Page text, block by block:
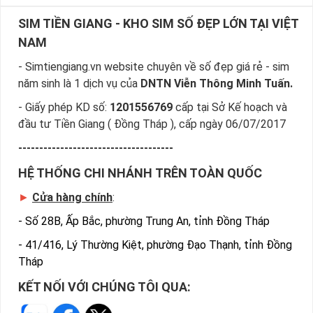
Hướng Dẫn Đặt Mua Sim Hợp Mệnh
Mộc Nhanh Nhất
Sim Tiền Giang là đơn vị cung cấp sim phong thủysim
hợp mệnh Mộc, sim giá rẻ uy tín chất lượng.
Chọn mua sim phong thủy thường mất nhiều thời gian ở
- Cách nhanh nhất để chọn mua được sim hop menh Moc là
bạn vào trang chủ của Sim Tiền Giang, chọn mục “Sim giảm
giá “ ở ngay đầu trang chủ. Đây là danh sách sim được đại lý
giảm giá vì một số lý do nên bạn có thể chọn mua được sim
phong thủy số đẹp lại có giá cực rẻ nữa. Ngoài ra quý khách
chưa ưng ý về sim hợp mệnh Mộc cũng có thể tham khảo
thêm Sim hợp mệnh Kim, Sim hợp mệnh Thủy, Sim hợp mệnh
SIM TIỀN GIANG - KHO SIM SỐ ĐẸP LỚN TẠI VIỆT
NAM
- Simtiengiang.vn website chuyên về số đẹp giá rẻ - sim
năm sinh là 1 dịch vụ của DNTN Viễn Thông Minh Tuấn.
- Giấy phép KD số: 1201556769 cấp tại Sở Kế hoạch và
đầu tư Tiền Giang ( Đồng Tháp ), cấp ngày 06/07/2017
-------------------------------------
HỆ THỐNG CHI NHÁNH TRÊN TOÀN QUỐC
► Cửa hàng chính:
- Số 28B, Ấp Bắc, phường Trung An, tỉnh Đồng Tháp
- 41/416, Lý Thường Kiệt, phường Đạo Thạnh, tỉnh Đồng
Tháp
KẾT NỐI VỚI CHÚNG TÔI QUA: